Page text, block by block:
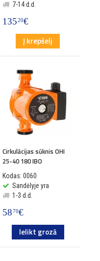
7-14 d.d.
13520€
Į krepšelį
Cirkulācijas sūknis OHI
25-40 180 IBO
Kodas: 0060
Sandėlyje yra
1-3 d.d.
5870€
Ielikt grozā